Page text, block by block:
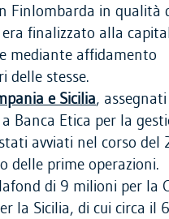
Finlombarda in qualità
finalizzato alla
mediante affidamento
delle stesse.
e Sicilia, assegnati
Banca Etica per la
avviati nel corso del
delle prime operazioni.
di 9 milioni per la
la Sicilia, di cui circa il